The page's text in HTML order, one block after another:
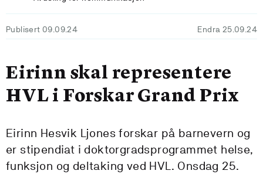
Publisert 09.09.24 Endra 25.09.24
Eirinn skal representere
HVL i Forskar Grand Prix
Eirinn Hesvik Ljones forskar på barnevern og
er stipendiat i doktorgradsprogrammet helse,
funksjon og deltaking ved HVL. Onsdag 25.